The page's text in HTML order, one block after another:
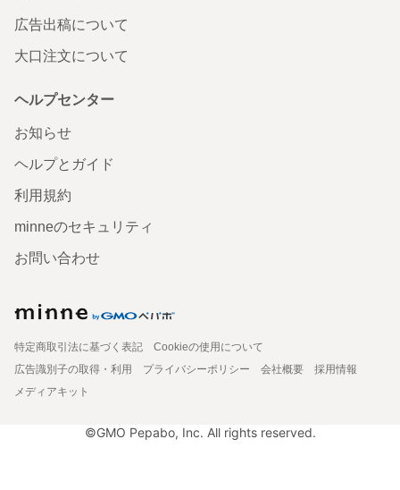
広告出稿について
大口注文について
ヘルプセンター
お知らせ
ヘルプとガイド
利用規約
minneのセキュリティ
お問い合わせ
特定商取引法に基づく表記
Cookieの使用について
広告識別子の取得・利用
プライバシーポリシー 会社概要
採用情報
メディアキット
©GMO Pepabo, Inc. All rights reserved.